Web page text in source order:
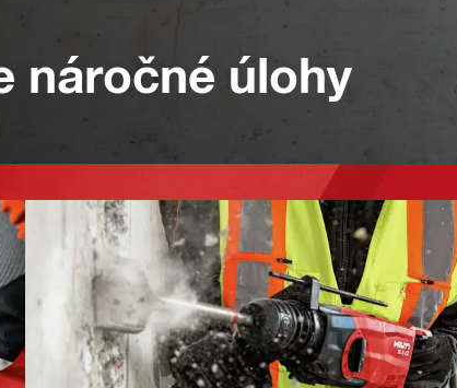
náročné úlohy